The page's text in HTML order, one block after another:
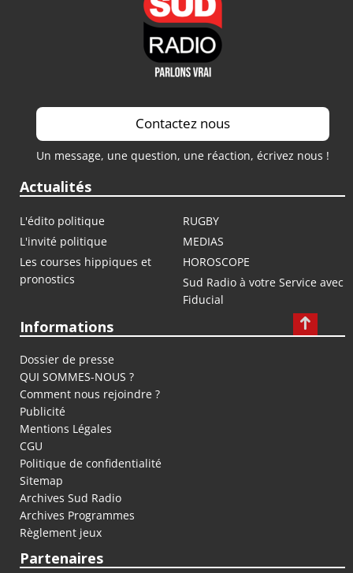
Contactez nous
Un message, une question, une réaction, écrivez nous !
Actualités
L'édito politique
RUGBY
L'invité politique
MEDIAS
Les courses hippiques et
pronostics
HOROSCOPE
Sud Radio à votre Service avec
Fiducial
Informations
Dossier de presse
QUI SOMMES-NOUS ?
Comment nous rejoindre ?
Publicité
Mentions Légales
CGU
Politique de confidentialité
Sitemap
Archives Sud Radio
Archives Programmes
Règlement jeux
Partenaires